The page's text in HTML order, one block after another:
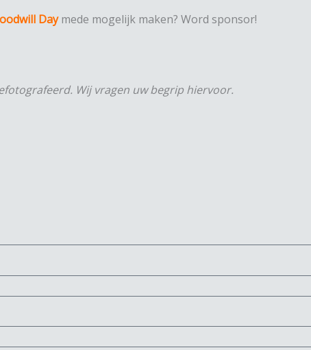
Day mede mogelijk maken? Word sponsor!
Wij vragen uw begrip hiervoor.